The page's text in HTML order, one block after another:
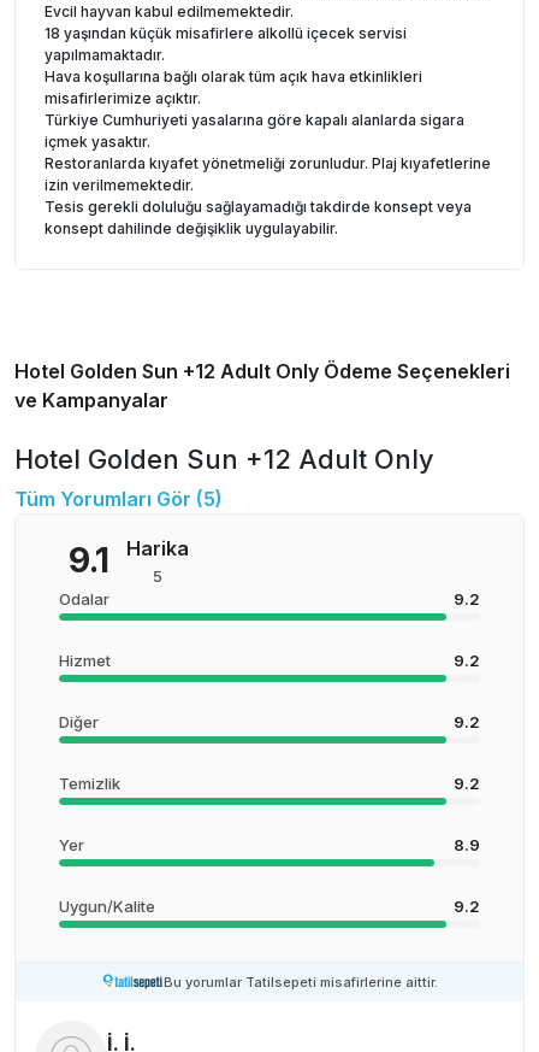
Evcil hayvan kabul edilmemektedir.
18 yaşından küçük misafirlere alkollü içecek servisi
yapılmamaktadır.
Hava koşullarına bağlı olarak tüm açık hava etkinlikleri
misafirlerimize açıktır.
Türkiye Cumhuriyeti yasalarına göre kapalı alanlarda sigara
içmek yasaktır.
Restoranlarda kıyafet yönetmeliği zorunludur. Plaj kıyafetlerine
izin verilmemektedir.
Tesis gerekli doluluğu sağlayamadığı takdirde konsept veya
konsept dahilinde değişiklik uygulayabilir.
Hotel Golden Sun +12 Adult Only Ödeme Seçenekleri
ve Kampanyalar
Hotel Golden Sun +12 Adult Only
Tüm Yorumları Gör (5)
9.1 Harika
5
Odalar
9.2
Hizmet 9.2
Diğer 9.2
Temizlik 9.2
Yer 8.9
Uygun/Kalite 9.2
Bu yorumlar Tatilsepeti misafirlerine aittir.
İ. İ.